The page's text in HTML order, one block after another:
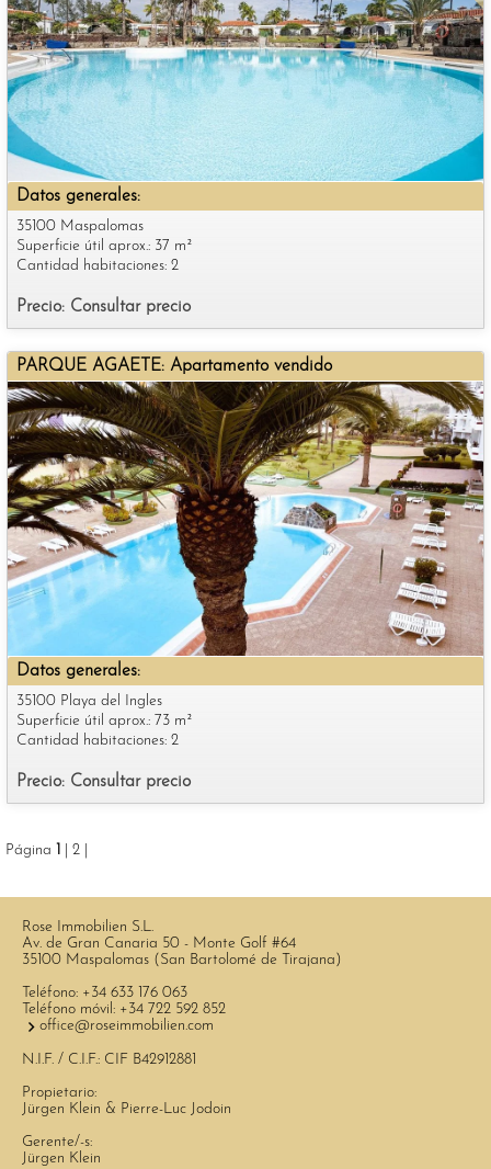
Datos generales:
35100 Maspalomas
Precio: Consultar precio
Superficie útil aprox.: 37 m²
Cantidad habitaciones: 2
PARQUE AGAETE: Apartamento vendido
Datos generales:
35100 Playa del Ingles
Precio: Consultar precio
Superficie útil aprox.: 73 m²
Cantidad habitaciones: 2
Página 1 2
Rose Immobilien S.L.
Av. de Gran Canaria 50 - Monte Golf #64
35100 Maspalomas (San Bartolomé de Tirajana)
Teléfono: +34 633 176 063
Teléfono móvil: +34 722 592 852
office@roseimmobilien.com
N.I.F. / C.I.F.: CIF B42912881
Propietario:
Jürgen Klein & Pierre-Luc Jodoin
Gerente/-s:
Jürgen Klein